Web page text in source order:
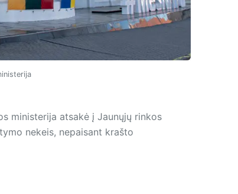
ministerija atsakė į Jaunųjų rinkos
nekeis, nepaisant krašto